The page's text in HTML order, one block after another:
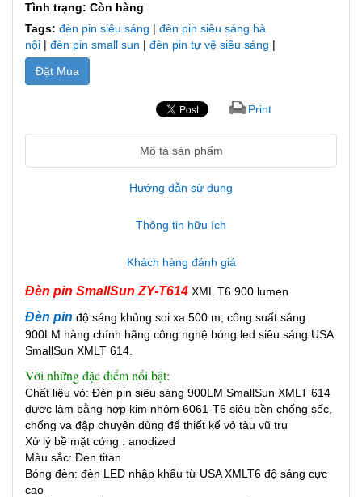
Tình trạng: Còn hàng
Tags: đèn pin siêu sáng | đèn pin siêu sáng hà
nội | đèn pin small sun | đèn pin tự vệ siêu sáng |
Đặt Mua
Print
Mô tả sản phẩm
Hướng dẫn sử dụng
Thông tin hữu ích
Khách hàng đánh giá
Đèn pin SmallSun ZY-T614 XML T6 900 lumen
Đèn pin độ sáng khủng soi xa 500 m; công suất sáng
900LM hàng chính hãng công nghệ bóng led siêu sáng USA
SmallSun XMLT 614.
Với những đặc điểm nổi bật:
Chất liệu vỏ: Đèn pin siêu sáng 900LM SmallSun XMLT 614
được làm bằng hợp kim nhôm 6061-T6 siêu bền chống sốc,
chống va đập chuyên dùng để thiết kế vỏ tàu vũ trụ
Xử lý bề mặt cứng : anodized
Màu sắc: Đen titan
Bóng đèn: đèn LED nhập khẩu từ USA XMLT6 độ sáng cực
cao